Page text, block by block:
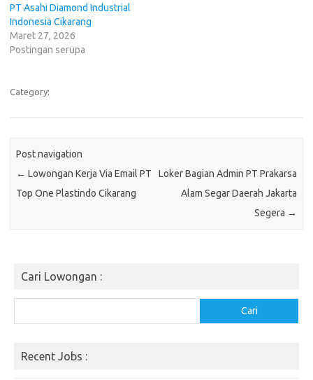
PT Asahi Diamond Industrial
Indonesia Cikarang
Maret 27, 2026
Postingan serupa
Category:
Post navigation
← Lowongan Kerja Via Email PT
Top One Plastindo Cikarang
Loker Bagian Admin PT Prakarsa
Alam Segar Daerah Jakarta
Segera →
Cari Lowongan :
Cari
Recent Jobs :